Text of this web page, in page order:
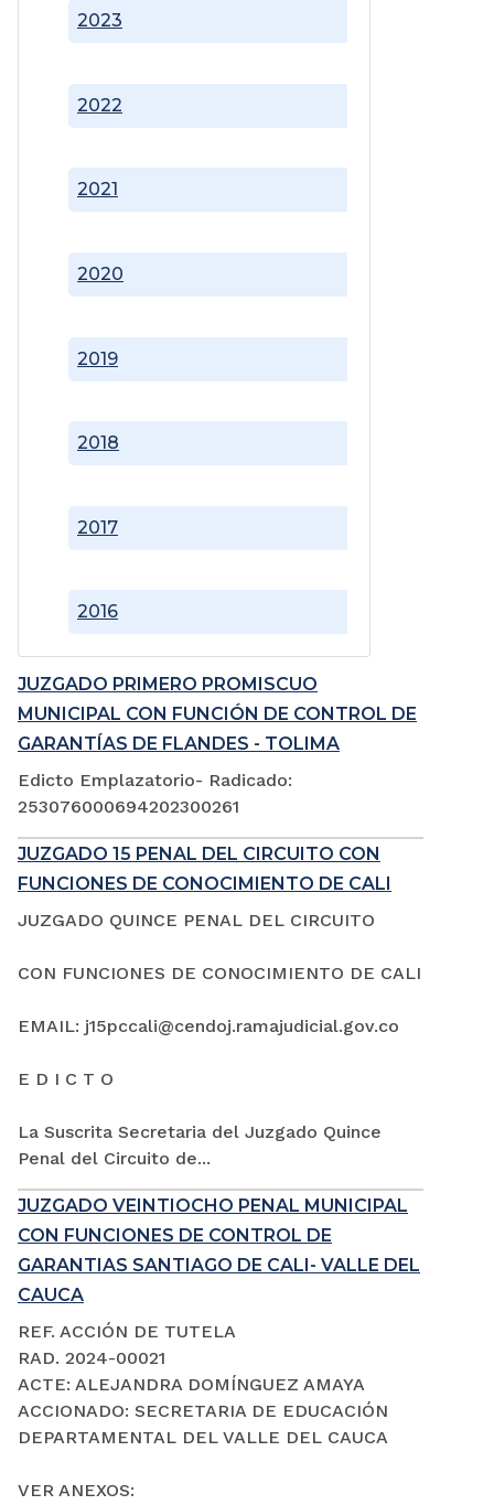
2016
2017
2018
2019
2020
2021
2022
2023
JUZGADO PRIMERO PROMISCUO
MUNICIPAL CON FUNCIÓN DE CONTROL DE
GARANTÍAS DE FLANDES - TOLIMA
Edicto Emplazatorio- Radicado:
253076000694202300261
JUZGADO 15 PENAL DEL CIRCUITO CON
FUNCIONES DE CONOCIMIENTO DE CALI
JUZGADO QUINCE PENAL DEL CIRCUITO
CON FUNCIONES DE CONOCIMIENTO DE CALI
EMAIL: j15pccali@cendoj.ramajudicial.gov.co
E D I C T O
La Suscrita Secretaria del Juzgado Quince
Penal del Circuito de...
JUZGADO VEINTIOCHO PENAL MUNICIPAL
CON FUNCIONES DE CONTROL DE
GARANTIAS SANTIAGO DE CALI- VALLE DEL
CAUCA
REF. ACCIÓN DE TUTELA
RAD. 2024-00021
ACTE: ALEJANDRA DOMÍNGUEZ AMAYA
ACCIONADO: SECRETARIA DE EDUCACIÓN
DEPARTAMENTAL DEL VALLE DEL CAUCA
VER ANEXOS: